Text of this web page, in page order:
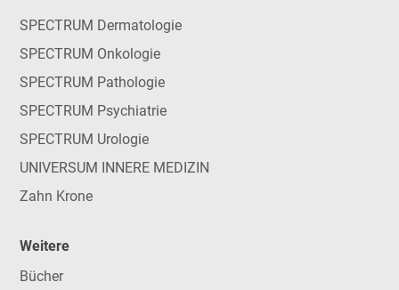
SPECTRUM Dermatologie
SPECTRUM Onkologie
SPECTRUM Pathologie
SPECTRUM Psychiatrie
SPECTRUM Urologie
UNIVERSUM INNERE MEDIZIN
Zahn Krone
Weitere
Bücher